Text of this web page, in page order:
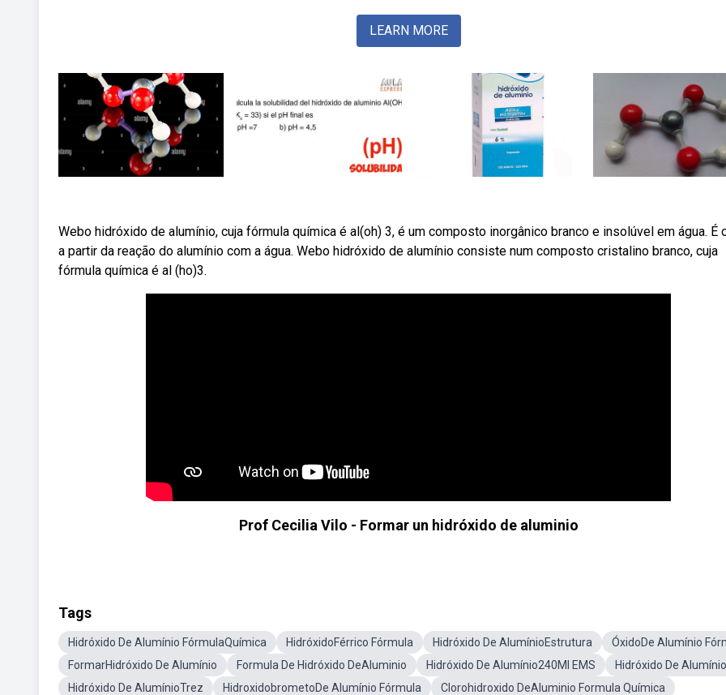
LEARN MORE
Webo hidróxido de alumínio, cuja fórmula química é al(oh) 3, é um composto inorgânico branco e insolúvel em água. É
a partir da reação do alumínio com a água. Webo hidróxido de alumínio consiste num composto cristalino branco, cuja
fórmula química é al (ho)3.
Prof Cecilia Vilo - Formar un hidróxido de aluminio
Tags
Hidróxido De Alumínio FórmulaQuímica HidróxidoFérrico Fórmula Hidróxido De AlumínioEstrutura
ÓxidoDe Alumínio
FormarHidróxido De Alumínio
Formula De Hidróxido DeAluminio Hidróxido De Alumínio240Ml EMS
Hidróxido De
Hidróxido De AlumínioTrez
HidroxidobrometoDe Alumínio Fórmula
Clorohidroxido DeAluminio Formula Química